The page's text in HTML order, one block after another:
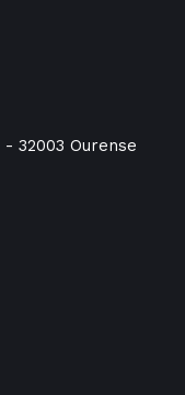
- 32003 Ourense